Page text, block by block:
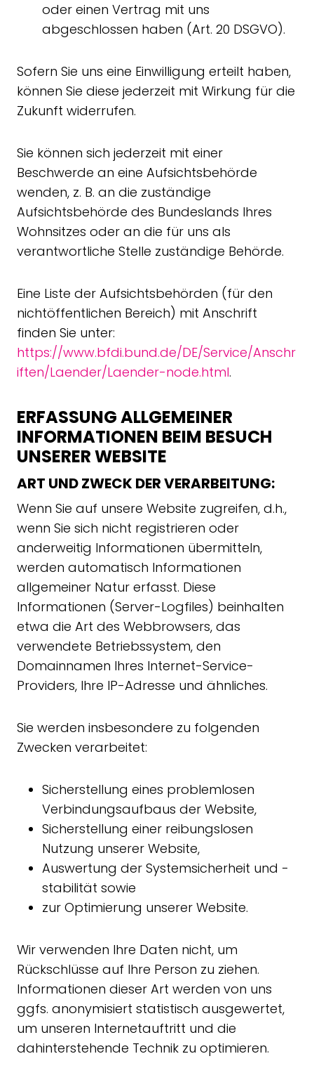
oder einen Vertrag mit uns
abgeschlossen haben (Art. 20 DSGVO).
Sofern Sie uns eine Einwilligung erteilt haben,
können Sie diese jederzeit mit Wirkung für die
Zukunft widerrufen.
Sie können sich jederzeit mit einer
Beschwerde an eine Aufsichtsbehörde
wenden, z. B. an die zuständige
Aufsichtsbehörde des Bundeslands Ihres
Wohnsitzes oder an die für uns als
verantwortliche Stelle zuständige Behörde.
Eine Liste der Aufsichtsbehörden (für den
nichtöffentlichen Bereich) mit Anschrift
finden Sie unter:
https://www.bfdi.bund.de/DE/Service/Anschr
iften/Laender/Laender-node.html.
ERFASSUNG ALLGEMEINER
INFORMATIONEN BEIM BESUCH
UNSERER WEBSITE
ART UND ZWECK DER VERARBEITUNG:
Wenn Sie auf unsere Website zugreifen, d.h.,
wenn Sie sich nicht registrieren oder
anderweitig Informationen übermitteln,
werden automatisch Informationen
allgemeiner Natur erfasst. Diese
Informationen (Server-Logfiles) beinhalten
etwa die Art des Webbrowsers, das
verwendete Betriebssystem, den
Domainnamen Ihres Internet-Service-
Providers, Ihre IP-Adresse und ähnliches.
Sie werden insbesondere zu folgenden
Zwecken verarbeitet:
Sicherstellung eines problemlosen
Verbindungsaufbaus der Website,
Sicherstellung einer reibungslosen
Nutzung unserer Website,
Auswertung der Systemsicherheit und -
stabilität sowie
zur Optimierung unserer Website.
Wir verwenden Ihre Daten nicht, um
Rückschlüsse auf Ihre Person zu ziehen.
Informationen dieser Art werden von uns
ggfs. anonymisiert statistisch ausgewertet,
um unseren Internetauftritt und die
dahinterstehende Technik zu optimieren.